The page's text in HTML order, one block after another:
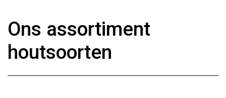
Ons assortiment
houtsoorten